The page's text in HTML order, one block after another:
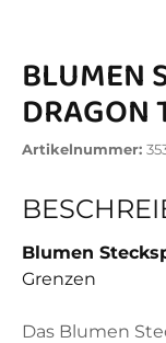
BLUMEN
DRAGON
Artikelnummer:
Blumen
Grenzen
Das Blumen